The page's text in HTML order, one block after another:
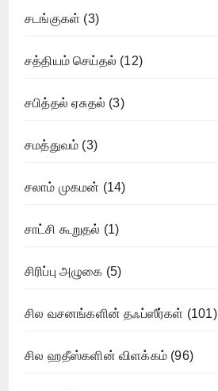
சடங்குகள் (3)
சத்தியம் செய்தல் (12)
சபித்தல் ஏசுதல் (3)
சமத்துவம் (3)
சலாம் முகமன் (14)
சாட்சி கூறுதல் (1)
சிரிப்பு அழுகை (5)
சில வசனங்களின் தஃப்ஸீர்கள் (101)
சில ஹதீஸ்களின் விளக்கம் (96)